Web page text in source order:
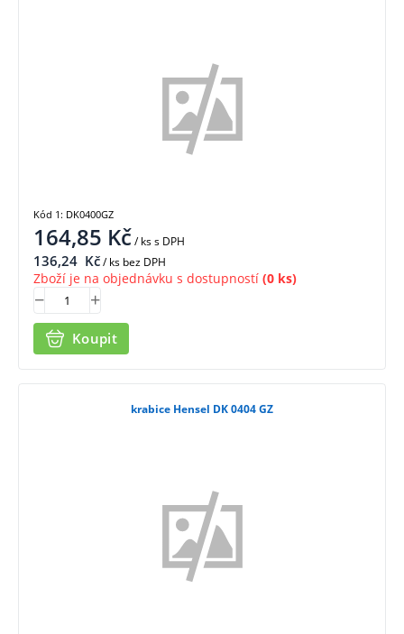
164,85 Kč/ kss DPH
136,24 Kč/ ks bez DPH
Zboží je na objednávku s dostupností (0 ks)
Koupit
Kód 1: DK0400GZ
krabice Hensel DK 0404 GZ